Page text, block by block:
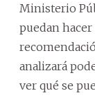
Ministerio
puedan
analizará
ver qué se